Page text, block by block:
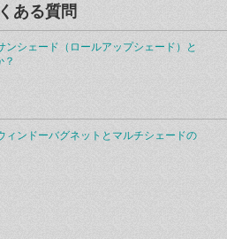
ある質問
ンシェード（ロールアップシェード）と
？
ィンドーバグネットとマルチシェードの